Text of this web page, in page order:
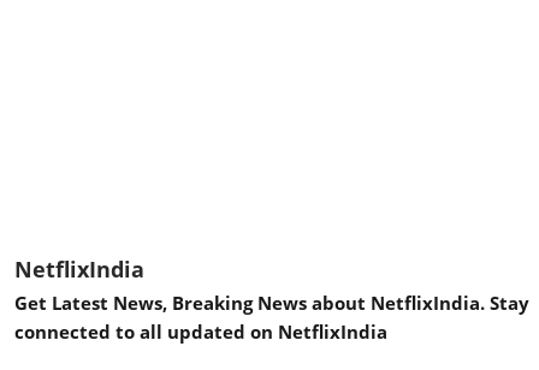
NetflixIndia
Get Latest News, Breaking News about NetflixIndia. Stay
connected to all updated on NetflixIndia